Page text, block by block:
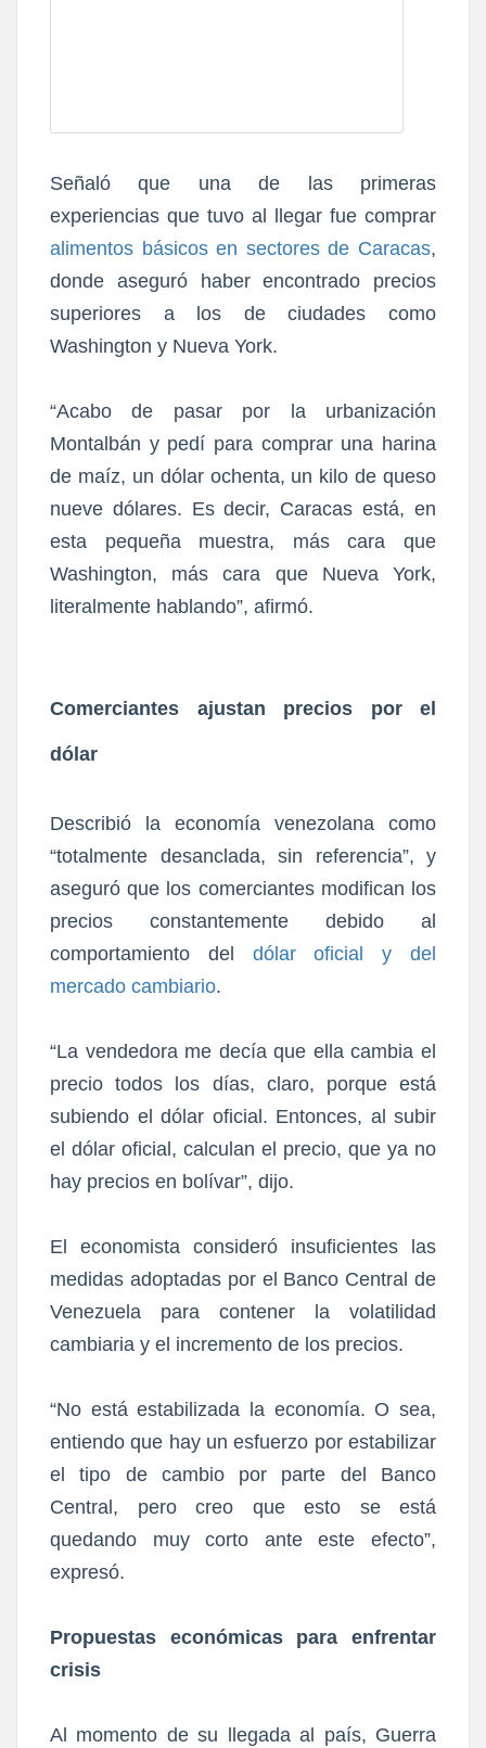
Señaló que una de las primeras
experiencias que tuvo al llegar fue comprar
alimentos básicos en sectores de Caracas,
donde aseguró haber encontrado precios
superiores a los de ciudades como
Washington y Nueva York.
“Acabo de pasar por la urbanización
Montalbán y pedí para comprar una harina
de maíz, un dólar ochenta, un kilo de queso
nueve dólares. Es decir, Caracas está, en
esta pequeña muestra, más cara que
Washington, más cara que Nueva York,
literalmente hablando”, afirmó.
Comerciantes ajustan precios por el
dólar
Describió la economía venezolana como
“totalmente desanclada, sin referencia”, y
aseguró que los comerciantes modifican los
precios constantemente debido al
comportamiento del dólar oficial y del
mercado cambiario.
“La vendedora me decía que ella cambia el
precio todos los días, claro, porque está
subiendo el dólar oficial. Entonces, al subir
el dólar oficial, calculan el precio, que ya no
hay precios en bolívar”, dijo.
El economista consideró insuficientes las
medidas adoptadas por el Banco Central de
Venezuela para contener la volatilidad
cambiaria y el incremento de los precios.
“No está estabilizada la economía. O sea,
entiendo que hay un esfuerzo por estabilizar
el tipo de cambio por parte del Banco
Central, pero creo que esto se está
quedando muy corto ante este efecto”,
expresó.
Propuestas económicas para enfrentar
crisis
Al momento de su llegada al país, Guerra